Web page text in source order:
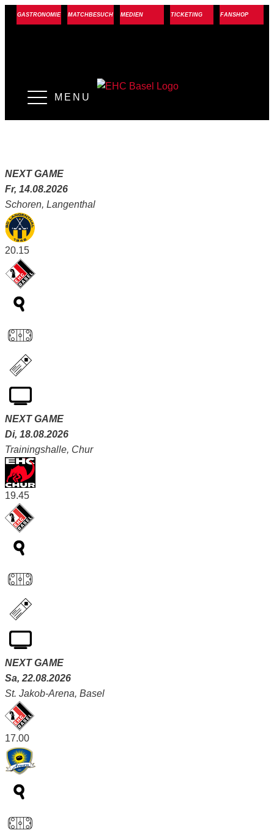
GASTRONOMIE MATCHBESUCH MEDIEN TICKETING FANSHOP
MENU
NEXT GAME
Fr, 14.08.2026
Schoren, Langenthal
20.15
NEXT GAME
Di, 18.08.2026
Trainingshalle, Chur
19.45
NEXT GAME
Sa, 22.08.2026
St. Jakob-Arena, Basel
17.00